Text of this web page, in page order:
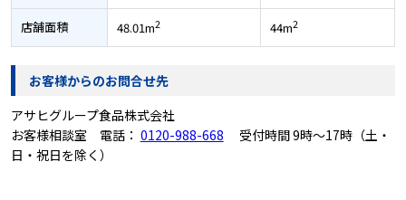
店舗面積 48.01m2 44m2
お客様からのお問合せ先
アサヒグループ食品株式会社
お客様相談室 電話： 0120-988-668 受付時間 9時～17時（土・
日・祝日を除く）